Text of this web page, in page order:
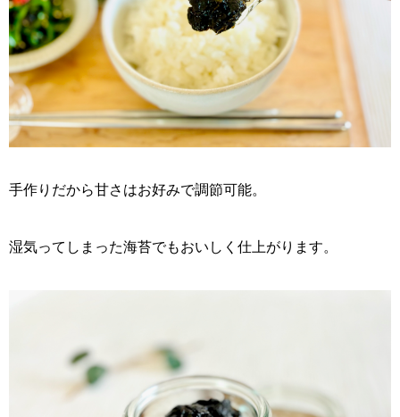
手作りだから甘さはお好みで調節可能。
湿気ってしまった海苔でもおいしく仕上がります。